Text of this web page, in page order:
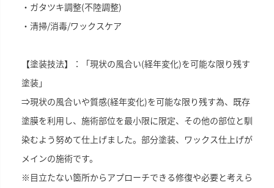
・ガタツキ調整(不陸調整)
・清掃/消毒/ワックスケア
【塗装技法】：「現状の風合い(経年変化)を可能な限り残す
塗装」
⇒現状の風合いや質感(経年変化)を可能な限り残す為、既存
塗膜を利用し、施術部位を最小限に限定、その他の部位と馴
染むよう努めて仕上げました。部分塗装、ワックス仕上げが
メインの施術です。
※目立たない箇所からアプローチできる修復や必要と考えら